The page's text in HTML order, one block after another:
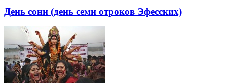
День сони (день семи отроков Эфесских)